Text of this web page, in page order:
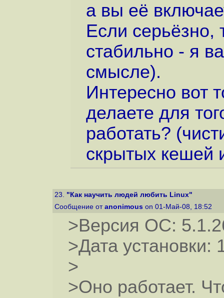
а вы её
Если серьёзно,
стабильно - я
смысле).
Интересно вот
делаете для
работать?
скрытых кешей
23. "Как научить людей любить Linux"
Сообщение от anonimous on 01-Май-08, 18:52
>Версия ОС:
>Дата установки:
>
>Оно работает.